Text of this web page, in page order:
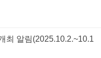
최 알림(2025.10.2.~10.1